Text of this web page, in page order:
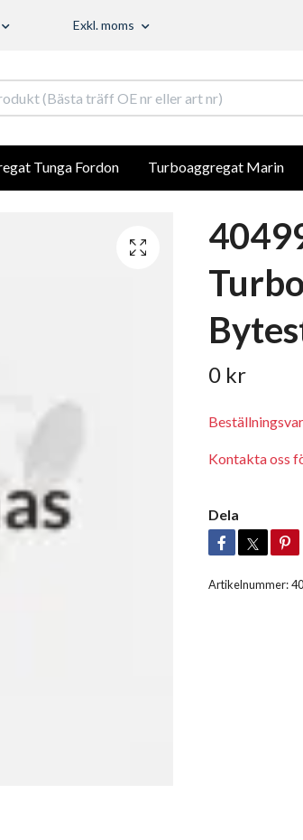
Exkl. moms
Tunga Fordon Turboaggregat Marin
0 kr
Kontakta oss
Dela
Artikelnummer: